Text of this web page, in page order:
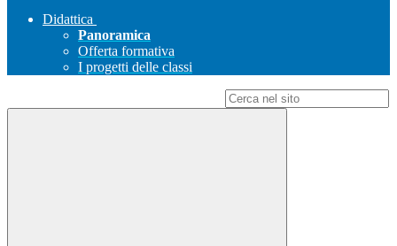
Didattica
Panoramica
Offerta formativa
I progetti delle classi